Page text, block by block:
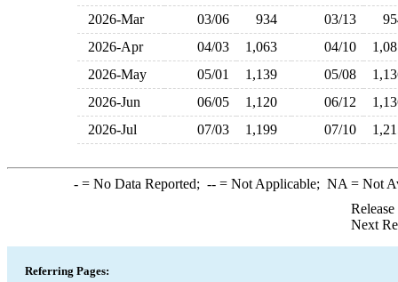
2026-Mar
03/06 934 03/13
2026-Apr
04/03 1,063 04/10
2026-May
05/01 1,139 05/08
2026-Jun
06/05 1,120 06/12
2026-Jul
07/03 1,199 07/10
-= No Data Reported; --= Not Applicable; NA = Not
Next
Referring Pages: